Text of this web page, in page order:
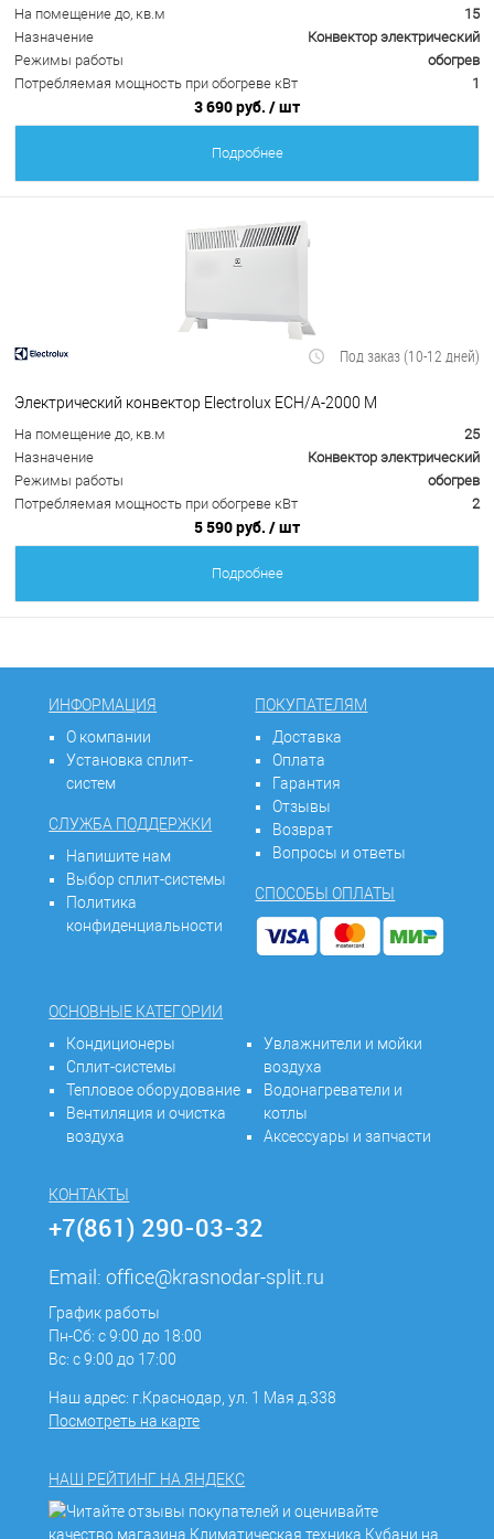
На помещение до, кв.м
15
Назначение
Конвектор электрический
Режимы работы
обогрев
Потребляемая мощность при обогреве кВт
1
3 690 руб. / шт
Подробнее
Под заказ (10-12 дней)
Электрический конвектор Electrolux ECH/A-2000 M
На помещение до, кв.м
25
Назначение
Конвектор электрический
Режимы работы
обогрев
Потребляемая мощность при обогреве кВт
2
5 590 руб. / шт
Подробнее
ИНФОРМАЦИЯ
О компании
Установка сплит-
систем
СЛУЖБА ПОДДЕРЖКИ
Напишите нам
Выбор сплит-системы
Политика
конфиденциальности
ПОКУПАТЕЛЯМ
Доставка
Оплата
Гарантия
Отзывы
Возврат
Вопросы и ответы
СПОСОБЫ ОПЛАТЫ
ОСНОВНЫЕ КАТЕГОРИИ
Кондиционеры
Сплит-системы
Тепловое оборудование
Вентиляция и очистка
воздуха
Увлажнители и мойки
воздуха
Водонагреватели и
котлы
Аксессуары и запчасти
КОНТАКТЫ
+7(861) 290-03-32
Email:office@krasnodar-split.ru
График работы
Пн-Сб: с 9:00 до 18:00
Вс: с 9:00 до 17:00
Наш адрес: г.Краснодар, ул. 1 Мая д.338
Посмотреть на карте
НАШ РЕЙТИНГ НА ЯНДЕКС